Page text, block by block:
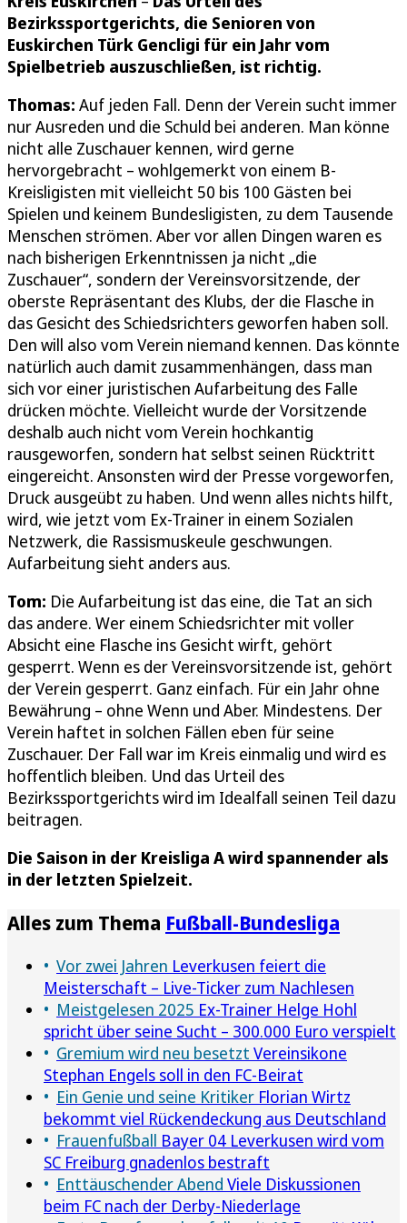
Bezirkssportgerichts, die Senioren von
Euskirchen Türk Gencligi für ein Jahr vom
Spielbetrieb auszuschließen, ist richtig.
Thomas: Auf jeden Fall. Denn der Verein sucht immer
nur Ausreden und die Schuld bei anderen. Man könne
nicht alle Zuschauer kennen, wird gerne
hervorgebracht – wohlgemerkt von einem B-
Kreisligisten mit vielleicht 50 bis 100 Gästen bei
Spielen und keinem Bundesligisten, zu dem Tausende
Menschen strömen. Aber vor allen Dingen waren es
nach bisherigen Erkenntnissen ja nicht „die
Zuschauer“, sondern der Vereinsvorsitzende, der
oberste Repräsentant des Klubs, der die Flasche in
das Gesicht des Schiedsrichters geworfen haben soll.
Den will also vom Verein niemand kennen. Das könnte
natürlich auch damit zusammenhängen, dass man
sich vor einer juristischen Aufarbeitung des Falle
drücken möchte. Vielleicht wurde der Vorsitzende
deshalb auch nicht vom Verein hochkantig
rausgeworfen, sondern hat selbst seinen Rücktritt
eingereicht. Ansonsten wird der Presse vorgeworfen,
Druck ausgeübt zu haben. Und wenn alles nichts hilft,
wird, wie jetzt vom Ex-Trainer in einem Sozialen
Netzwerk, die Rassismuskeule geschwungen.
Aufarbeitung sieht anders aus.
Tom: Die Aufarbeitung ist das eine, die Tat an sich
das andere. Wer einem Schiedsrichter mit voller
Absicht eine Flasche ins Gesicht wirft, gehört
gesperrt. Wenn es der Vereinsvorsitzende ist, gehört
der Verein gesperrt. Ganz einfach. Für ein Jahr ohne
Bewährung – ohne Wenn und Aber. Mindestens. Der
Verein haftet in solchen Fällen eben für seine
Zuschauer. Der Fall war im Kreis einmalig und wird es
hoffentlich bleiben. Und das Urteil des
Bezirkssportgerichts wird im Idealfall seinen Teil dazu
beitragen.
Die Saison in der Kreisliga A wird spannender als
in der letzten Spielzeit.
Alles zum Thema Fußball-Bundesliga
Vor zwei Jahren Leverkusen feiert die
Meisterschaft – Live-Ticker zum Nachlesen
Meistgelesen 2025 Ex-Trainer Helge Hohl
spricht über seine Sucht – 300.000 Euro verspielt
Gremium wird neu besetzt Vereinsikone
Stephan Engels soll in den FC-Beirat
Ein Genie und seine Kritiker Florian Wirtz
bekommt viel Rückendeckung aus Deutschland
Frauenfußball Bayer 04 Leverkusen wird vom
SC Freiburg gnadenlos bestraft
Enttäuschender Abend Viele Diskussionen
beim FC nach der Derby-Niederlage